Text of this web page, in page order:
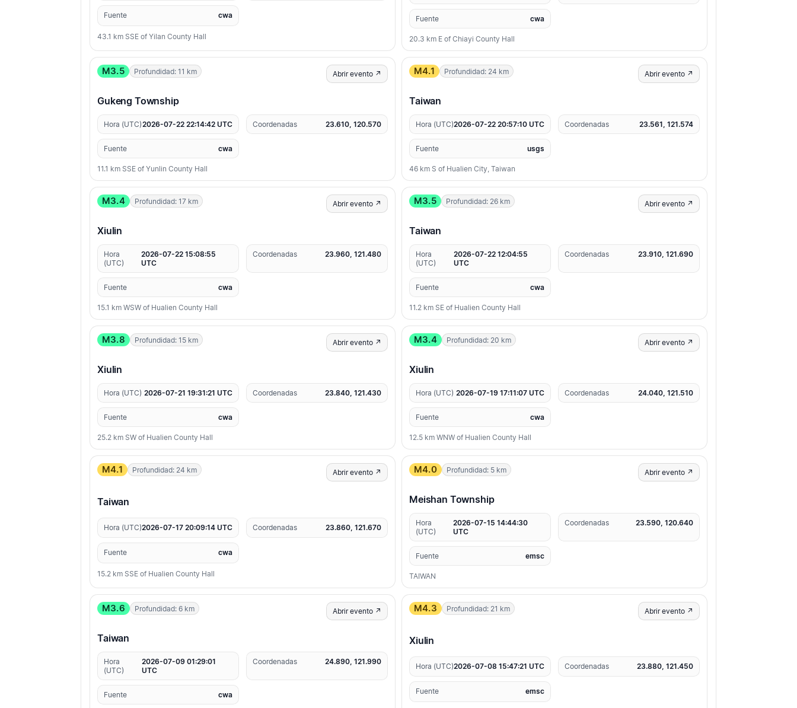
Fuente cwa
43.1 km SSE of Yilan County Hall
Fuente cwa
20.3 km E of Chiayi County Hall
M3.5 Profundidad: 11 km Abrir evento ↗
Gukeng Township
Hora (UTC)2026-07-22 22:14:42 UTC Coordenadas 23.610, 120.570
Fuente cwa
11.1 km SSE of Yunlin County Hall
M4.1 Profundidad: 24 km Abrir evento ↗
Taiwan
Hora (UTC)2026-07-22 20:57:10 UTC Coordenadas 23.561, 121.574
Fuente usgs
46 km S of Hualien City, Taiwan
M3.4 Profundidad: 17 km Abrir evento ↗
Xiulin
Hora
(UTC)
2026-07-22 15:08:55
UTC
Coordenadas 23.960, 121.480
Fuente cwa
15.1 km WSW of Hualien County Hall
M3.5 Profundidad: 26 km Abrir evento ↗
Taiwan
Hora
(UTC)
2026-07-22 12:04:55
UTC
Coordenadas 23.910, 121.690
Fuente cwa
11.2 km SE of Hualien County Hall
M3.8 Profundidad: 15 km Abrir evento ↗
Xiulin
Hora (UTC) 2026-07-21 19:31:21 UTC Coordenadas 23.840, 121.430
Fuente cwa
25.2 km SW of Hualien County Hall
M3.4 Profundidad: 20 km Abrir evento ↗
Xiulin
Hora (UTC) 2026-07-19 17:11:07 UTC Coordenadas 24.040, 121.510
Fuente cwa
12.5 km WNW of Hualien County Hall
M4.1 Profundidad: 24 km Abrir evento ↗
Taiwan
Hora (UTC)2026-07-17 20:09:14 UTC Coordenadas 23.860, 121.670
Fuente cwa
15.2 km SSE of Hualien County Hall
M4.0 Profundidad: 5 km Abrir evento ↗
Meishan Township
Hora
(UTC)
2026-07-15 14:44:30
UTC
Coordenadas 23.590, 120.640
Fuente emsc
TAIWAN
M3.6 Profundidad: 6 km Abrir evento ↗
Taiwan
Hora
(UTC)
2026-07-09 01:29:01
UTC
Coordenadas 24.890, 121.990
Fuente cwa
M4.3 Profundidad: 21 km Abrir evento ↗
Xiulin
Hora (UTC)2026-07-08 15:47:21 UTC Coordenadas 23.880, 121.450
Fuente emsc